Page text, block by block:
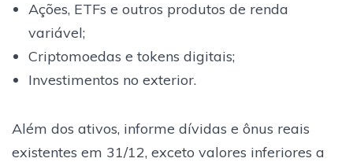
Ações, ETFs e outros produtos de renda
variável;
Criptomoedas e tokens digitais;
Investimentos no exterior.
Além dos ativos, informe dívidas e ônus reais
existentes em 31/12, exceto valores inferiores a